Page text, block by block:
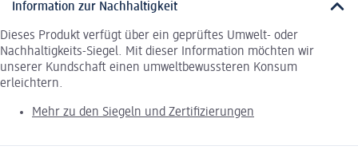
Information zur Nachhaltigkeit
Dieses Produkt verfügt über ein geprüftes Umwelt- oder
Nachhaltigkeits-Siegel. Mit dieser Information möchten wir
unserer Kundschaft einen umweltbewussteren Konsum
erleichtern.
Mehr zu den Siegeln und Zertifizierungen